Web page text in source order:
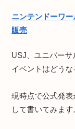
ニンテンドーワ
販売
USJ、ユニバー
イベントはどうな
現時点で公式発
して書いてみます